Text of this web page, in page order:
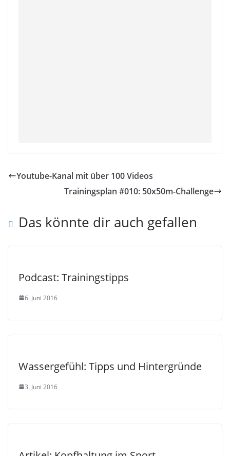
Youtube-Kanal mit über 100 Videos
Trainingsplan #010: 50x50m-Challenge
Das könnte dir auch gefallen
Podcast: Trainingstipps
6. Juni 2016
Wassergefühl: Tipps und Hintergründe
3. Juni 2016